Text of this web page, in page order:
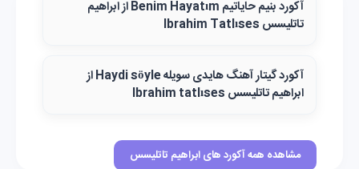
آکورد بنیم حایاتیم Benim Hayatım از ابراهیم
تاتلیسس Ibrahim Tatlıses
آکورد گیتار آهنگ هایدی سویله Haydi söyle از
ابراهیم تاتلیسس Ibrahim tatlıses
مشاهده همه آکورد های ابراهیم تاتلیسس